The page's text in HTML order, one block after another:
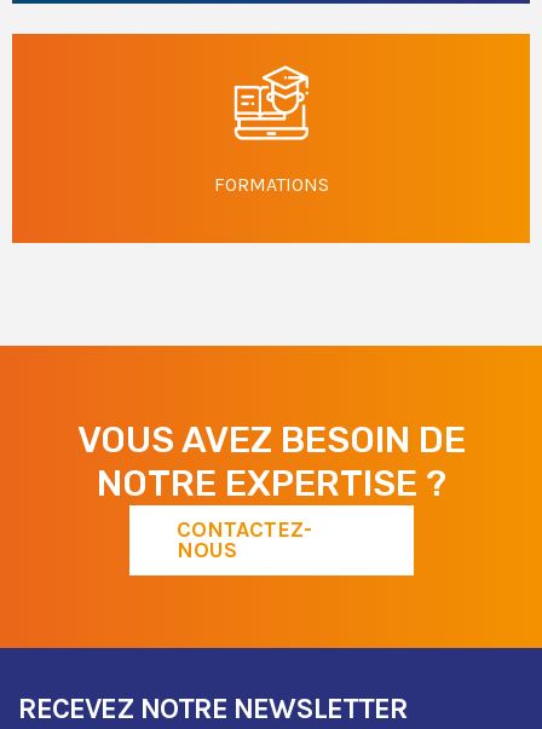
FORMATIONS
VOUS AVEZ BESOIN DE
NOTRE EXPERTISE ?
CONTACTEZ-
NOUS
RECEVEZ
RECEVEZ NOTRE NEWSLETTER